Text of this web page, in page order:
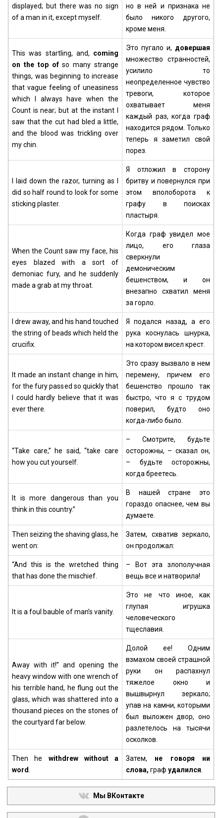
displayed; but there was no sign
of a man in it, except myself.
но в ней и признака не
было никого другого,
кроме меня.
This was startling, and, coming
on the top ofso many strange
things, was beginning to increase
that vague feeling of uneasiness
which I always have when the
Count is near; but at the instant I
saw that the cut had bled a little,
and the blood was trickling over
my chin.
Это пугало и, довершая
множество странностей,
усилило то
неопределенное чувство
тревоги, которое
охватывает меня
каждый раз, когда граф
находится рядом. Только
теперь я заметил свой
порез.
I laid down the razor, turning as I
did so half round to look for some
sticking plaster.
Я отложил в сторону
бритву и повернулся при
этом вполоборота к
графу в поисках
пластыря.
When the Count saw my face, his
eyes blazed with a sort of
demoniac fury, and he suddenly
made a grab at my throat.
Когда граф увидел мое
лицо, его глаза
сверкнули
демоническим
бешенством, и он
внезапно схватил меня
за горло.
I drew away, and his hand touched
the string of beads which held the
crucifix.
Я подался назад, а его
рука коснулась шнурка,
на котором висел крест.
It made an instant change in him,
for the fury passed so quickly that
I could hardly believe that it was
ever there.
Это сразу вызвало в нем
перемену, причем его
бешенство прошло так
быстро, что я с трудом
поверил, будто оно
когда-либо было.
“Take care,” he said, “take care
how you cut yourself.
– Смотрите, будьте
осторожны, – сказал он,
– будьте осторожны,
когда бреетесь.
It is more dangerous than you
think in this country.”
В нашей стране это
гораздо опаснее, чем вы
думаете.
Then seizing the shaving glass, he
went on:
Затем, схватив зеркало,
он продолжал:
“And this is the wretched thing
that has done the mischief.
– Вот эта злополучная
вещь все и натворила!
It is a foul bauble of man’s vanity.
Это не что иное, как
глупая игрушка
человеческого
тщеславия.
Away with it!” and opening the
heavy window with one wrench of
his terrible hand, he flung out the
glass, which was shattered into a
thousand pieces on the stones of
the courtyard far below.
Долой ее! Одним
взмахом своей страшной
руки он распахнул
тяжелое окно и
вышвырнул зеркало;
упав на камни, которыми
был выложен двор, оно
разлетелось на тысячи
осколков.
Then he withdrew without a
word
Затем, не говоря ни
слова, граф удалился
Мы ВКонтакте